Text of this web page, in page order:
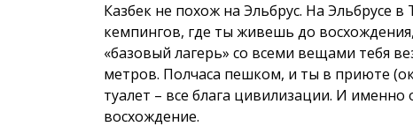
Казбек не похож на Эльбрус. На Эльбрусе
кемпингов, где ты живешь до
«базовый лагерь» со всеми вещами тебя
метров. Полчаса пешком, и ты в приюте
туалет – все блага цивилизации. И
восхождение.